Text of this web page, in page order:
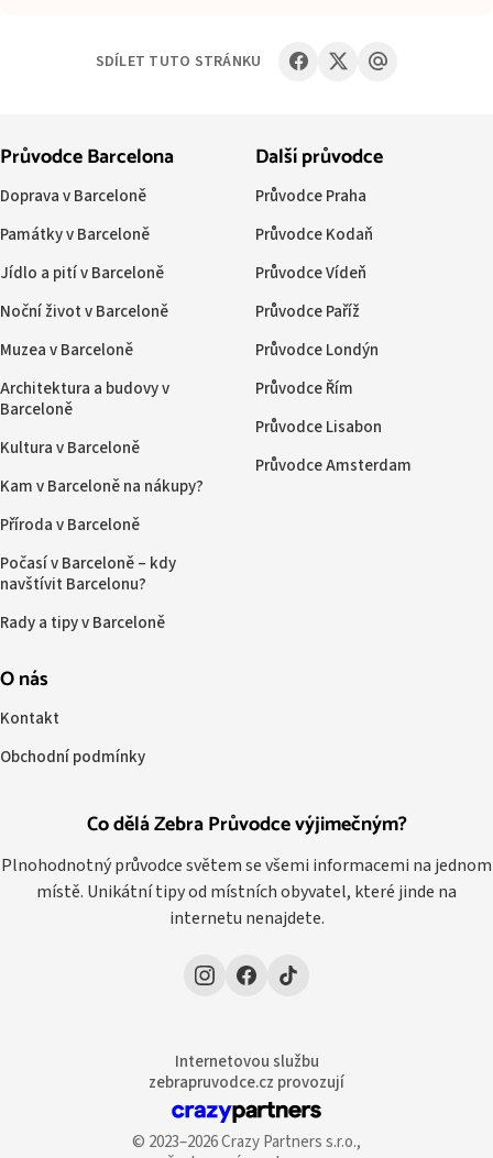
SDÍLET TUTO STRÁNKU
Co dělá Zebra Průvodce výjimečným?
Plnohodnotný průvodce světem se všemi informacemi na jednom
místě. Unikátní tipy od místních obyvatel, které jinde na
internetu nenajdete.
Průvodce Barcelona
Doprava v Barceloně
Památky v Barceloně
Jídlo a pití v Barceloně
Noční život v Barceloně
Muzea v Barceloně
Architektura a budovy v
Barceloně
Kultura v Barceloně
Kam v Barceloně na nákupy?
Příroda v Barceloně
Počasí v Barceloně – kdy
navštívit Barcelonu?
Rady a tipy v Barceloně
Další průvodce
Průvodce Praha
Průvodce Kodaň
Průvodce Vídeň
Průvodce Paříž
Průvodce Londýn
Průvodce Řím
Průvodce Lisabon
Průvodce Amsterdam
O nás
Kontakt
Obchodní podmínky
Internetovou službu
zebrapruvodce.cz provozují
© 2023–2026 Crazy Partners s.r.o.,